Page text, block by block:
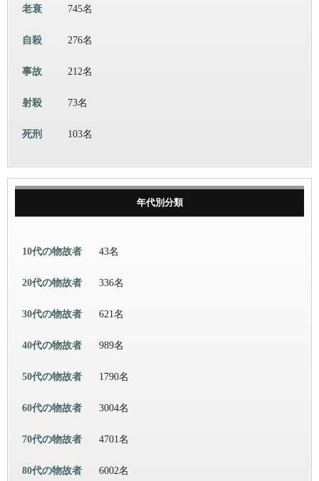
老衰 745名
自殺 276名
事故 212名
射殺 73名
死刑 103名
年代別分類
10代の物故者 43名
20代の物故者 336名
30代の物故者 621名
40代の物故者 989名
50代の物故者 1790名
60代の物故者 3004名
70代の物故者 4701名
80代の物故者 6002名